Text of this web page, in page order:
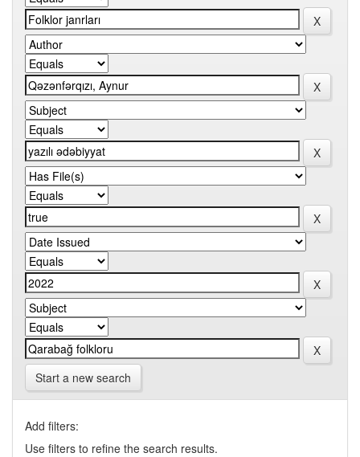
Start a new search
Add filters:
Use filters to refine the search results.